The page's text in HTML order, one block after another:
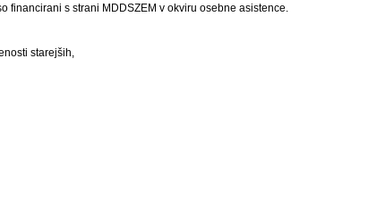
financirani s strani MDDSZEM v okviru osebne asistence.
starejših,